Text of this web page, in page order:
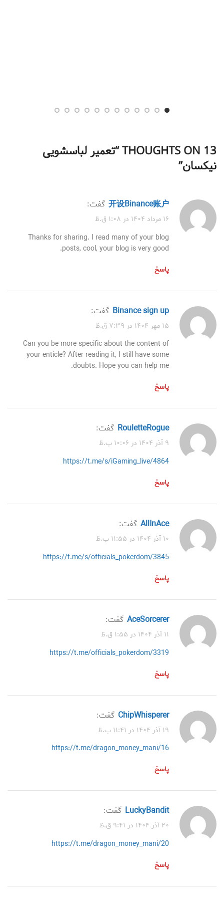
13 THOUGHTS ON “
تعمیر لباسشویی
نیکسان”
开设Binance账户 گفت:
۱۶ مرداد ۱۴۰۴ در ۱:۰۸ ق.ظ
Thanks for sharing. I read many of your blog
posts, cool, your blog is very good.
پاسخ
binance sign up گفت:
۱۵ مهر ۱۴۰۴ در ۷:۳۹ ق.ظ
Can you be more specific about the content of
your enticle? After reading it, I still have some
doubts. Hope you can help me.
پاسخ
RouletteRogue گفت:
۹ آذر ۱۴۰۴ در ۱۰:۰۶ ب.ظ
https://t.me/s/iGaming_live/4864
پاسخ
AllInAce گفت:
۱۰ آذر ۱۴۰۴ در ۱۱:۵۵ ب.ظ
https://t.me/s/officials_pokerdom/3845
پاسخ
AceSorcerer گفت:
۱۱ آذر ۱۴۰۴ در ۱:۵۵ ق.ظ
https://t.me/officials_pokerdom/3319
پاسخ
ChipWhisperer گفت:
۱۹ آذر ۱۴۰۴ در ۱۱:۴۱ ب.ظ
https://t.me/dragon_money_mani/16
پاسخ
LuckyBandit گفت:
۲۰ آذر ۱۴۰۴ در ۹:۴۱ ق.ظ
https://t.me/dragon_money_mani/20
پاسخ